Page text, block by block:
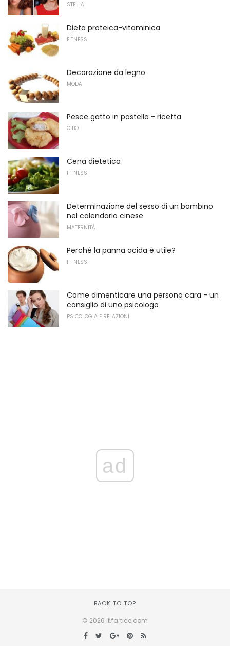
STELLA
Dieta proteica-vitaminica
FITNESS
Decorazione da legno
MODA
Pesce gatto in pastella - ricetta
CIBO
Cena dietetica
FITNESS
Determinazione del sesso di un bambino
nel calendario cinese
MATERNITÀ
Perché la panna acida è utile?
FITNESS
Come dimenticare una persona cara - un
consiglio di uno psicologo
PSICOLOGIA E RELAZIONI
ad
BACK TO TOP
© 2026 it.fartice.com